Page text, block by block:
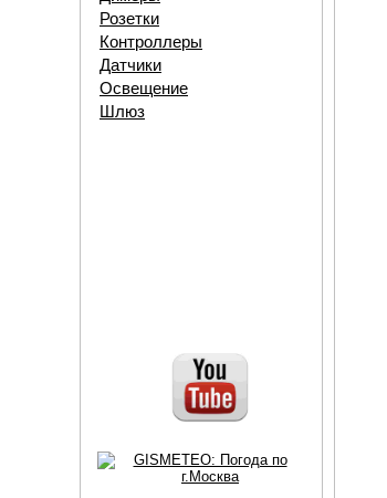
Розетки
Контроллеры
Датчики
Освещение
Шлюз